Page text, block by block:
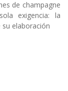
de champagne
exigencia: la
elaboración